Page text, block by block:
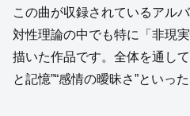
この曲が収録されているアル
対性理論の中でも特に「非現
描いた作品です。全体を通し
と記憶”“感情の曖昧さ”といっ